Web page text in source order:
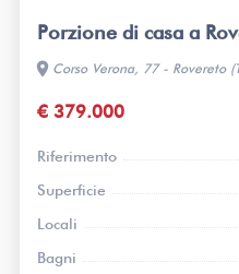
Porzione di casa a
location_on Corso Verona, 77 - Rovereto
€ 379.000
Riferimento
Superficie
Locali
Bagni